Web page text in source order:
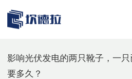
影响光伏发电的两只靴子，一
要多久？